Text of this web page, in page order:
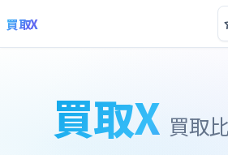
買取X
買取X 買取